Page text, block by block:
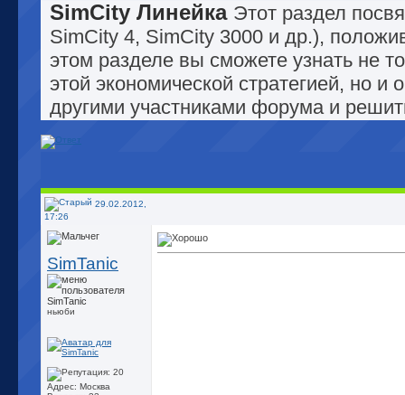
SimCity Линейка Этот раздел
SimCity 4, SimCity 3000 и др.),
этом разделе вы сможете узнать не
этой экономической стратегией, но
другими участниками форума и
29.02.2012,
17:26
SimTanic
ньюби
Адрес: Москва